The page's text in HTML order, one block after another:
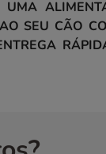
UMA
SEU CÃO